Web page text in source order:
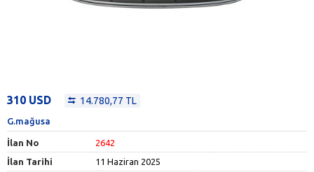
310 USD 14.780,77 TL
G.mağusa
İlan No
2642
İlan Tarihi
11 Haziran 2025